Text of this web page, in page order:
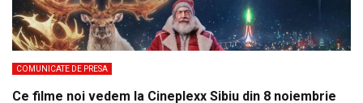
COMUNICATE DE PRESA
Ce filme noi vedem la Cineplexx Sibiu din 8 noiembrie